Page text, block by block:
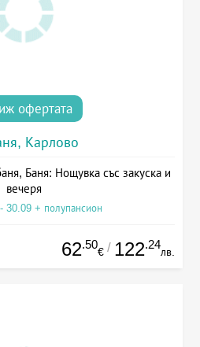
офертата
Карлово
Баня: Нощувка със закуска и
вечеря
30.09 + полупансион
62.50
€ / 122.24
лв.